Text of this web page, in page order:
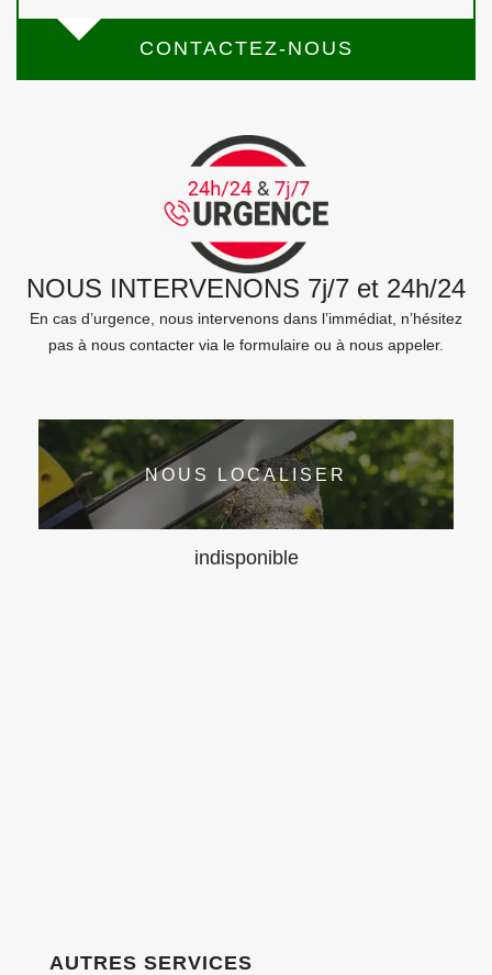
CONTACTEZ-NOUS
NOUS INTERVENONS 7j/7 et 24h/24
En cas d’urgence, nous intervenons dans l’immédiat, n’hésitez
pas à nous contacter via le formulaire ou à nous appeler.
NOUS LOCALISER
indisponible
AUTRES SERVICES